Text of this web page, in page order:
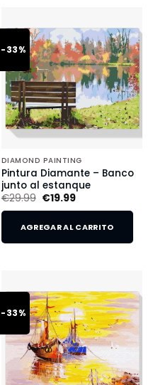
-33%
DIAMOND PAINTING
Pintura Diamante – Banco
junto al estanque
€29.99 €19.99
AGREGAR AL CARRITO
-33%